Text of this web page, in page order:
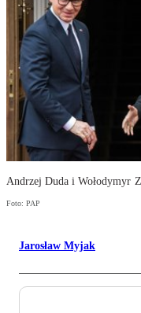
Andrzej Duda i Wołodymyr
Foto: PAP
Jarosław Myjak